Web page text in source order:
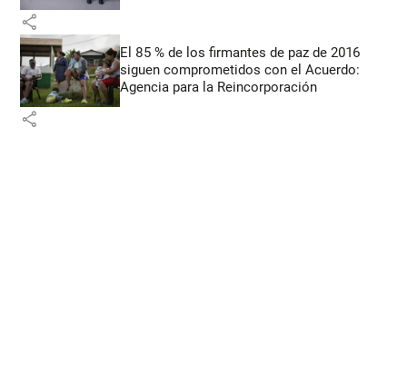
share
El 85 % de los firmantes de paz de 2016
siguen comprometidos con el Acuerdo:
Agencia para la Reincorporación
share